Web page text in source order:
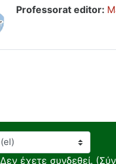
Professorat editor:
Δεν έχετε συνδεθεί. (